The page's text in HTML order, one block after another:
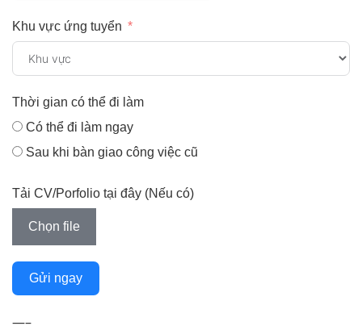
Khu vực ứng tuyển
Thời gian có thể đi làm
Có thể đi làm ngay
Sau khi bàn giao công việc cũ
Tải CV/Porfolio tại đây (Nếu có)
Chọn file
Gửi ngay
—–